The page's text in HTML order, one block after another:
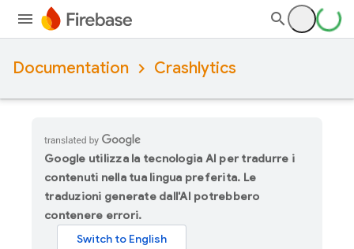
Documentation Crashlytics
Google utilizza la tecnologia AI per tradurre i
contenuti nella tua lingua preferita. Le
traduzioni generate dall'AI potrebbero
contenere errori.